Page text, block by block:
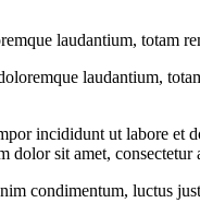
laudantium, totam
laudantium,
incididunt ut labore
dolor sit amet, consectetur
condimentum, luctus